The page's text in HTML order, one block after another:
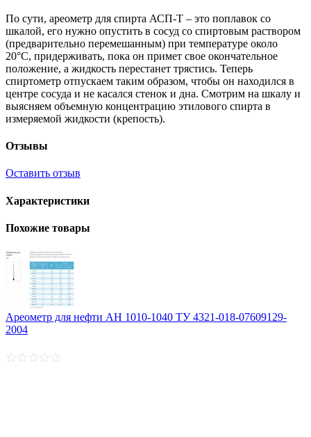
По сути, ареометр для спирта АСП-Т – это поплавок со
шкалой, его нужно опустить в сосуд со спиртовым раствором
(предварительно перемешанным) при температуре около
20°С, придерживать, пока он примет свое окончательное
положение, а жидкость перестанет трястись. Теперь
спиртометр отпускаем таким образом, чтобы он находился в
центре сосуда и не касался стенок и дна. Смотрим на шкалу и
выясняем объемную концентрацию этилового спирта в
измеряемой жидкости (крепость).
Отзывы
Оставить отзыв
Характеристики
Похожие товары
Ареометр для нефти АН 1010-1040 ТУ 4321-018-07609129-
2004